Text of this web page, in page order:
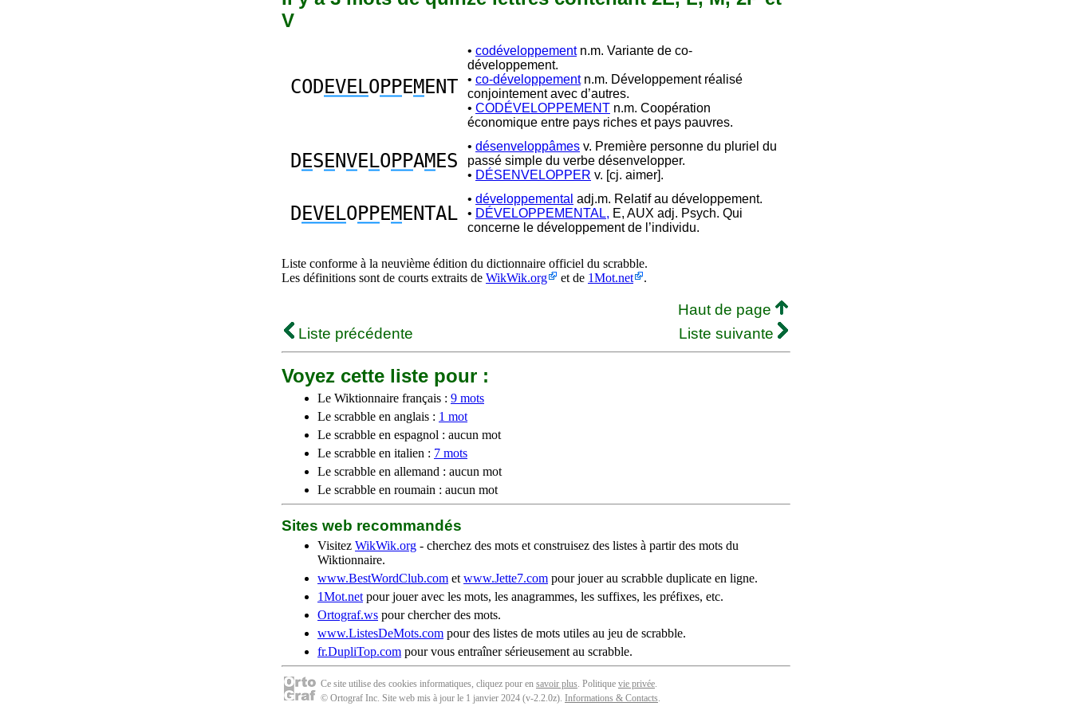
V
CODEVELOPPEM ENT
• codéveloppementn.m. Variante de co-
développement.
• co-développementn.m. Développement réalisé
conjointement avec d’autres.
• CODÉVELOPPEMENT n.m. Coopération
économique entre pays riches et pays pauvres.
DESENVE LOPPAM ES
• désenveloppâmes v. Première personne du pluriel du
passé simple du verbe désenvelopper.
• DÉSENVELOPPER v. [cj. aimer].
DEVELOPPEM ENTAL
• développemental adj.m. Relatif au développement.
• DÉVELOPPEMENTAL, E, AUX adj. Psych. Qui
concerne le développement de l’individu.
Liste conforme à la neuvième édition du dictionnaire officiel du scrabble.
Les définitions sont de courts extraits de WikWik.org et de 1Mot.net .
Haut de page
Liste précédente
Liste suivante
Voyez cette liste pour :
Le Wiktionnaire français : 9 mots
Le scrabble en anglais : 1 mot
Le scrabble en espagnol : aucun mot
Le scrabble en italien : 7 mots
Le scrabble en allemand : aucun mot
Le scrabble en roumain : aucun mot
Sites web recommandés
Visitez WikWik.org - cherchez des mots et construisez des listes à partir des mots du
Wiktionnaire.
www.BestWordClub.com et www.Jette7.com pour jouer au scrabble duplicate en ligne.
1Mot.net pour jouer avec les mots, les anagrammes, les suffixes, les préfixes, etc.
Ortograf.ws pour chercher des mots.
www.ListesDeMots.com pour des listes de mots utiles au jeu de scrabble.
fr.DupliTop.com pour vous entraîner sérieusement au scrabble.
Ce site utilise des cookies informatiques, cliquez pour en savoir plus. Politique vie privée.
© Ortograf Inc. Site web mis à jour le 1 janvier 2024 (v-2.2.0z). Informations & Contacts.